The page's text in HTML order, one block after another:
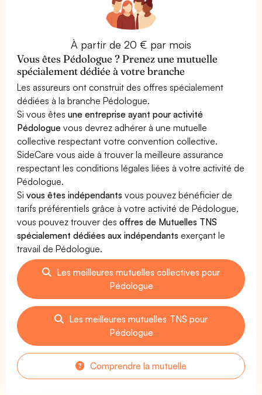
À partir de 20 € par mois
Vous êtes Pédologue ? Prenez une mutuelle
spécialement dédiée à votre branche
Les assureurs ont construit des offres spécialement
dédiées à la branche Pédologue.
Si vous êtesune entreprise ayant pour activité
Pédologue vous devrez adhérer à une mutuelle
collective respectant votre convention collective.
SideCare vous aide à trouver la meilleure assurance
respectant les conditions légales liées à votre activité de
Pédologue.
Sivous êtes indépendants vous pouvez bénéficier de
tarifs préférentiels grâce à votre activité de Pédologue,
vous pouvez trouver desoffres de Mutuelles TNS
spécialement dédiées aux indépendants exerçant le
travail de Pédologue.
Les meilleures mutuelles collectives pour
Pédologue
Les meilleures mutuelles TNS pour
Pédologue
Comprendre la mutuelle